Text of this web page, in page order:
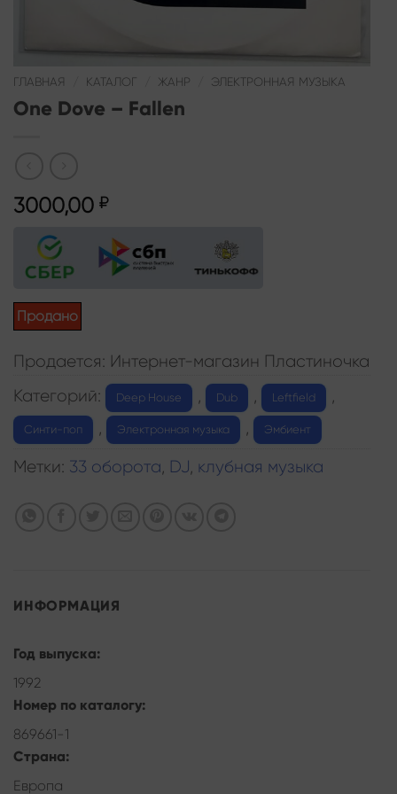
ГЛАВНАЯ КАТАЛОГ ЖАНР ЭЛЕКТРОННАЯ МУЗЫКА
One Dove – Fallen
3000,00 ₽
Продано
Продается: Интернет-магазин Пластиночка
Категорий:
Deep House , Dub , Leftfield ,
Синти-поп , Электронная музыка , Эмбиент
Метки: 33 оборота, DJ, клубная музыка
ИНФОРМАЦИЯ
Год выпуска:
1992
Номер по каталогу:
869661-1
Страна:
Европа